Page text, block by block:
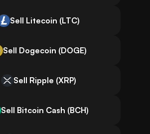
Sell Litecoin (LTC)
Sell Dogecoin (DOGE)
Sell Ripple (XRP)
Sell Bitcoin Cash (BCH)